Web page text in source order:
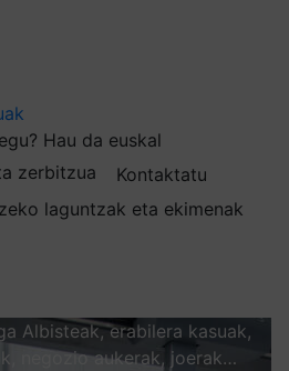
Hau da euskal
zerbitzua
Kontaktatu
laguntzak eta ekimenak
Albisteak, erabilera kasuak,
negozio aukerak, joerak…